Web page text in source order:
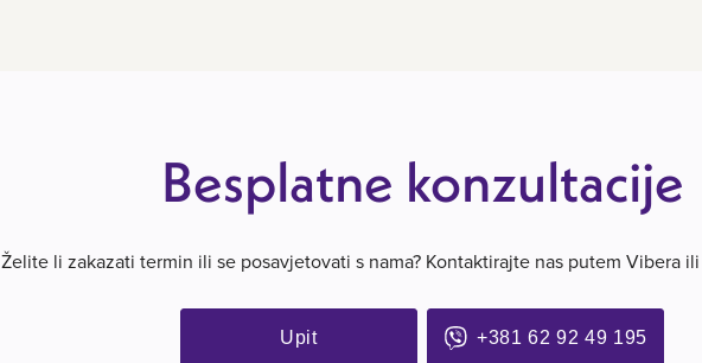
Besplatne konzultacije
Želite li zakazati termin ili se posavjetovati s nama? Kontaktirajte nas putem Vibera
Upit +381 62 92 49 195